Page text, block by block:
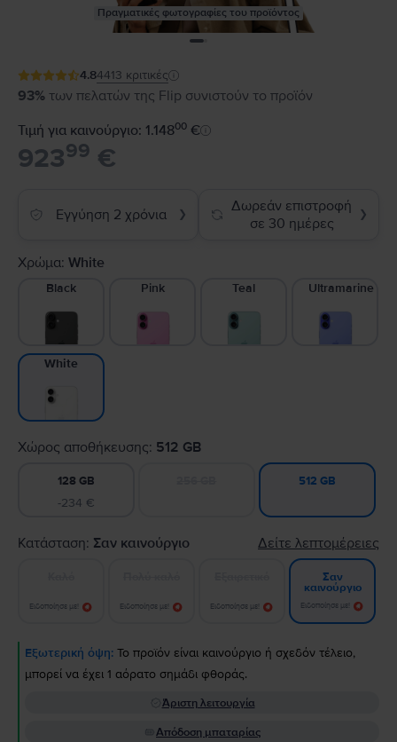
Πραγματικές φωτογραφίες του προϊόντος
4.84413 κριτικές
93% των πελατών της Flip συνιστούν το προϊόν
Τιμή για καινούργιο: 1.14800 €
92399 €
Εγγύηση 2 χρόνια ❯
Δωρεάν επιστροφή
σε 30 ημέρες
❯
Χρώμα: White
Black Pink Teal Ultramarine
White
Χώρος αποθήκευσης: 512 GB
128 GB
-234 €
512 GB
Κατάσταση: Σαν καινούργιο Δείτε λεπτομέρειες
Ειδοποίησε με! Ειδοποίησε με! Ειδοποίησε με!
Σαν
καινούργιο
Ειδοποίησε με!
Εξωτερική όψη: Το προϊόν είναι καινούργιο ή σχεδόν τέλειο,
μπορεί να έχει 1 αόρατο σημάδι φθοράς.
Άριστη λειτουργία
Απόδοση μπαταρίας